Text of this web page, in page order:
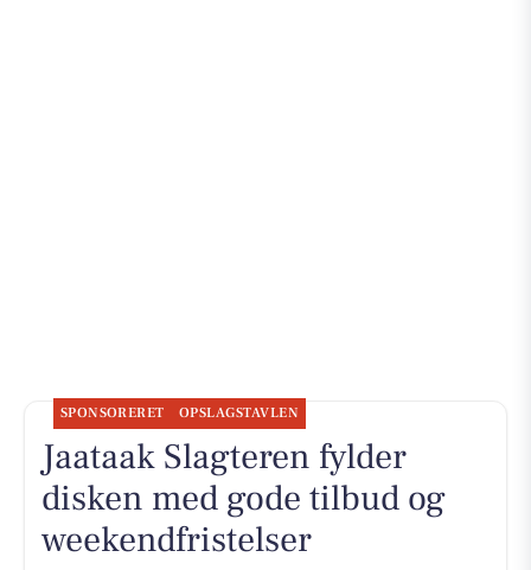
SPONSORERET OPSLAGSTAVLEN
Jaataak Slagteren fylder
disken med gode tilbud og
weekendfristelser